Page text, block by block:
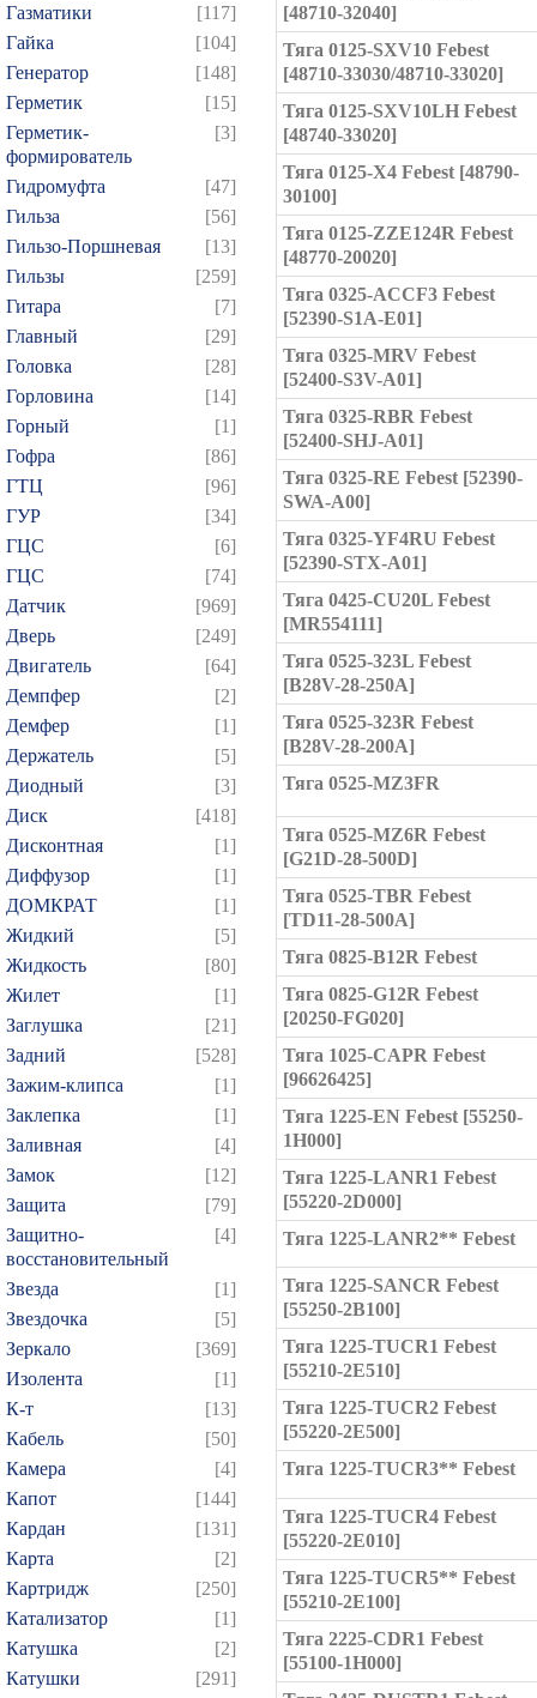
Газматики
[117]
Гайка
[104]
Генератор
[148]
Герметик
[15]
Герметик-
формирователь
[3]
Гидромуфта
[47]
Гильза
[56]
Гильзо-Поршневая
[13]
Гильзы
[259]
Гитара
[7]
Главный
[29]
Головка
[28]
Горловина
[14]
Горный
[1]
Гофра
[86]
ГТЦ
[96]
ГУР
[34]
ГЦC
[6]
ГЦС
[74]
Датчик
[969]
Дверь
[249]
Двигатель
[64]
Демпфер
[2]
Демфер
[1]
Держатель
[5]
Диодный
[3]
Диск
[418]
Дисконтная
[1]
Диффузор
[1]
ДОМКРАТ
[1]
Жидкий
[5]
Жидкость
[80]
Жилет
[1]
Заглушка
[21]
Задний
[528]
Зажим-клипса
[1]
Заклепка
[1]
Заливная
[4]
Замок
[12]
Защита
[79]
Защитно-
восстановительный
[4]
Звезда
[1]
Звездочка
[5]
Зеркало
[369]
Изолента
[1]
К-т
[13]
Кабель
[50]
Камера
[4]
Капот
[144]
Кардан
[131]
Карта
[2]
Картридж
[250]
Катализатор
[1]
Катушка
[2]
Катушки
[291]
[48710-32040]
Тяга 0125-SXV10 Febest
[48710-33030/48710-33020]
Тяга 0125-SXV10LH Febest
[48740-33020]
Тяга 0125-X4 Febest [48790-
30100]
Тяга 0125-ZZE124R Febest
[48770-20020]
Тяга 0325-ACCF3 Febest
[52390-S1A-E01]
Тяга 0325-MRV Febest
[52400-S3V-A01]
Тяга 0325-RBR Febest
[52400-SHJ-A01]
Тяга 0325-RE Febest [52390-
SWA-A00]
Тяга 0325-YF4RU Febest
[52390-STX-A01]
Тяга 0425-CU20L Febest
[MR554111]
Тяга 0525-323L Febest
[B28V-28-250A]
Тяга 0525-323R Febest
[B28V-28-200A]
Тяга 0525-MZ3FR
Тяга 0525-MZ6R Febest
[G21D-28-500D]
Тяга 0525-TBR Febest
[TD11-28-500A]
Тяга 0825-B12R Febest
Тяга 0825-G12R Febest
[20250-FG020]
Тяга 1025-CAPR Febest
[96626425]
Тяга 1225-EN Febest [55250-
1H000]
Тяга 1225-LANR1 Febest
[55220-2D000]
Тяга 1225-LANR2** Febest
Тяга 1225-SANCR Febest
[55250-2B100]
Тяга 1225-TUCR1 Febest
[55210-2E510]
Тяга 1225-TUCR2 Febest
[55220-2E500]
Тяга 1225-TUCR3** Febest
Тяга 1225-TUCR4 Febest
[55220-2E010]
Тяга 1225-TUCR5** Febest
[55210-2E100]
Тяга 2225-CDR1 Febest
[55100-1H000]